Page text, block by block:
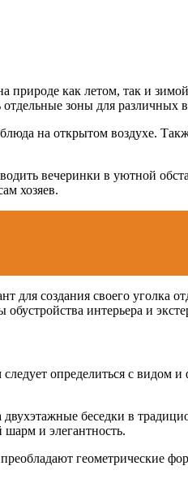
природе как летом, так и
зоны для различных
на открытом воздухе.
вечеринки в уютной
хозяев.
для создания своего уголка
интерьера и
определиться с видом
беседки в
и элегантность.
геометрические